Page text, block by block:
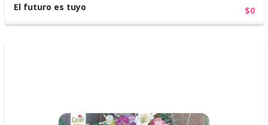
El futuro es tuyo $0